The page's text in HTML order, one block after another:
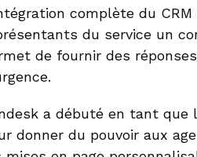
complète du
du service un
de fournir des
a débuté en tant que
donner du pouvoir aux